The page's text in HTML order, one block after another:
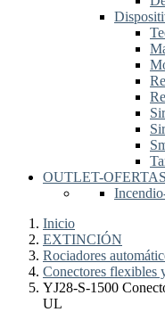
OUTLET-OFERTAS
Inicio
EXTINCIÓN
Rociadores
Conectores flexibles
YJ28-S-1500
UL